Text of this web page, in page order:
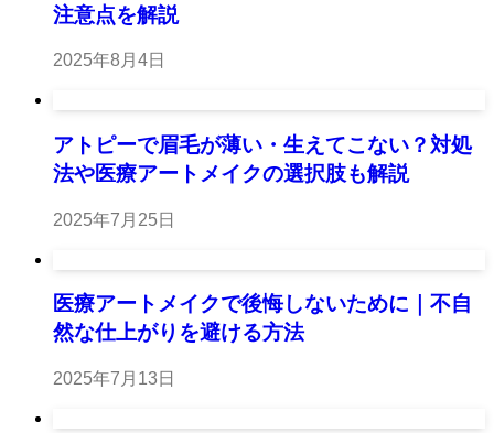
注意点を解説
2025年8月4日
アトピーで眉毛が薄い・生えてこない？対処
法や医療アートメイクの選択肢も解説
2025年7月25日
医療アートメイクで後悔しないために｜不自
然な仕上がりを避ける方法
2025年7月13日